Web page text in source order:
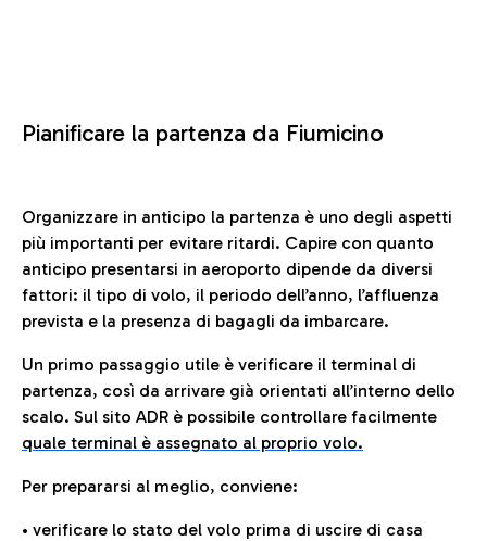
Pianificare la partenza da Fiumicino
Organizzare in anticipo la partenza è uno degli aspetti
più importanti per evitare ritardi. Capire con quanto
anticipo presentarsi in aeroporto dipende da diversi
fattori: il tipo di volo, il periodo dell’anno, l’affluenza
prevista e la presenza di bagagli da imbarcare.
Un primo passaggio utile è verificare il terminal di
partenza, così da arrivare già orientati all’interno dello
scalo. Sul sito ADR è possibile controllare facilmente
quale terminal è assegnato al proprio volo.
Per prepararsi al meglio, conviene:
• verificare lo stato del volo prima di uscire di casa